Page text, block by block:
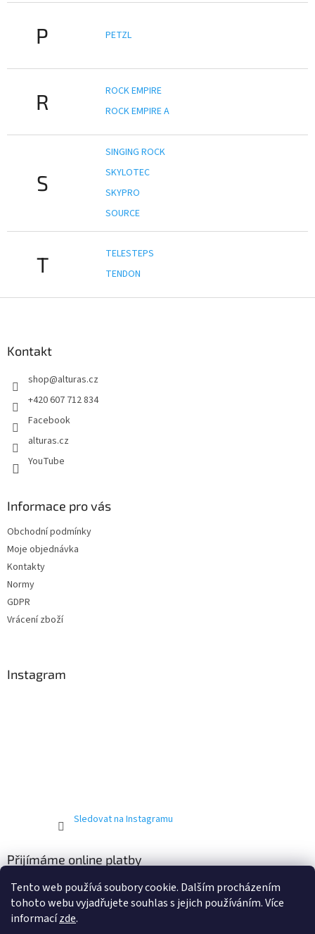
Tento web používá soubory cookie. Dalším procházením
tohoto webu vyjadřujete souhlas s jejich používáním. Více
informacízde.
P PETZL
R
ROCK EMPIRE
ROCK EMPIRE A
S
SINGING ROCK
SKYLOTEC
SKYPRO
SOURCE
T
TELESTEPS
TENDON
Kontakt
shop@alturas.cz
+420 607 712 834
Facebook
alturas.cz
YouTube
Informace pro vás
Obchodní podmínky
Moje objednávka
Kontakty
Normy
GDPR
Vrácení zboží
Instagram
Sledovat na Instagramu
Přijímáme online platby